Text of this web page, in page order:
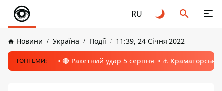
RU
Новини Україна Події 11:39, 24 Січня 2022
ТОПТЕМИ: 🔴 Ракетний удар 5 серпня ⚠️ Краматорськ,